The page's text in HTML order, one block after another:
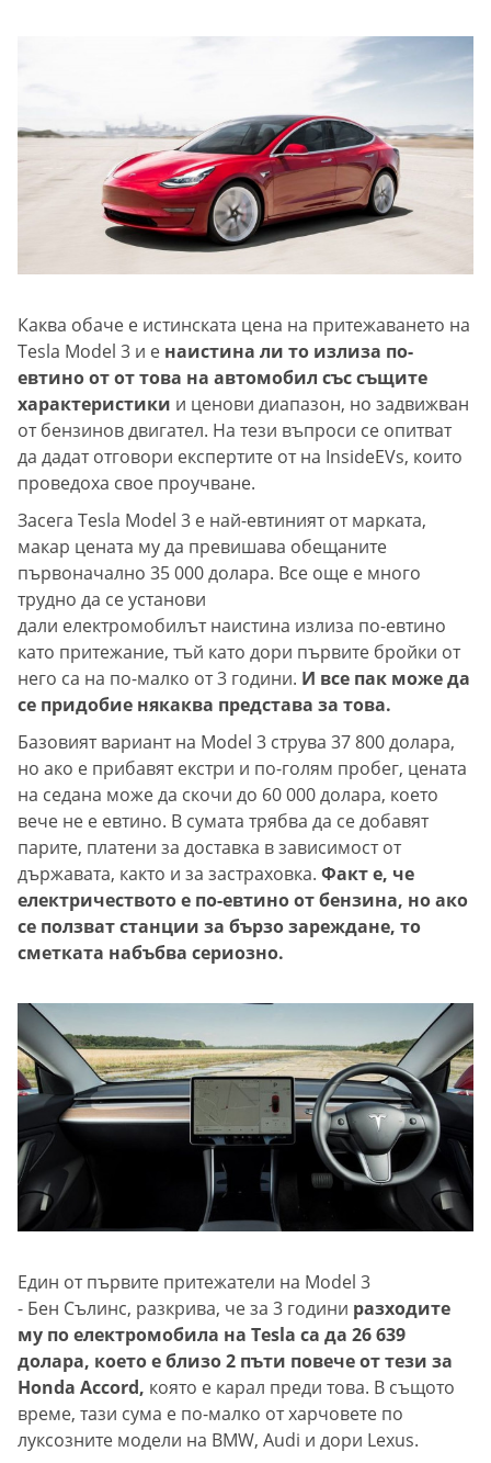
Каква обаче е истинската цена на притежаването на
Tesla Model 3 и е наистина ли то излиза по-
евтино от от това на автомобил със същите
характеристики и ценови диапазон, но задвижван
от бензинов двигател. На тези въпроси се опитват
да дадат отговори експертите от на InsideEVs, които
проведоха свое проучване.
Засега Tesla Model 3 е най-евтиният от марката,
макар цената му да превишава обещаните
първоначално 35 000 долара. Все още е много
трудно да се установи
дали електромобилът наистина излиза по-евтино
като притежание, тъй като дори първите бройки от
него са на по-малко от 3 години. И все пак може да
се придобие някаква представа за това.
Базовият вариант на Model 3 струва 37 800 долара,
но ако е прибавят екстри и по-голям пробег, цената
на седана може да скочи до 60 000 долара, което
вече не е евтино. В сумата трябва да се добавят
парите, платени за доставка в зависимост от
държавата, както и за застраховка. Факт е, че
електричеството е по-евтино от бензина, но ако
се ползват станции за бързо зареждане, то
сметката набъбва сериозно.
Един от първите притежатели на Model 3
- Бен Сълинс, разкрива, че за 3 години разходите
му по електромобила на Tesla са да 26 639
долара, което е близо 2 пъти повече от тези за
Honda Accord, която е карал преди това. В същото
време, тази сума е по-малко от харчовете по
луксозните модели на BMW, Audi и дори Lexus.